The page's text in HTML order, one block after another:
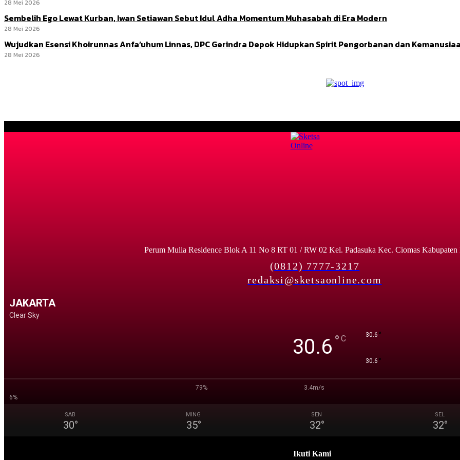
28 Mei 2026
Sembelih Ego Lewat Kurban, Iwan Setiawan Sebut Idul Adha Momentum Muhasabah di Era Modern
28 Mei 2026
Wujudkan Esensi Khoirunnas Anfa’uhum Linnas, DPC Gerindra Depok Hidupkan Spirit Pengorbanan dan
28 Mei 2026
Perum Mulia Residence Blok A 11 No 8 RT 01 / RW 02 Kel. Padasuka Kec. Ciomas Kabupaten
(0812) 7777-3217
redaksi@sketsaonline.com
JAKARTA
Clear Sky
30.6 ° C 30.6 °
30.6 °
79%
3.4m/s
6%
SAB
30°
MING
35°
SEN
32°
SEL
32°
Ikuti Kami